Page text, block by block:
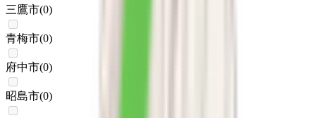
三鷹市(0)
青梅市(0)
府中市(0)
昭島市(0)